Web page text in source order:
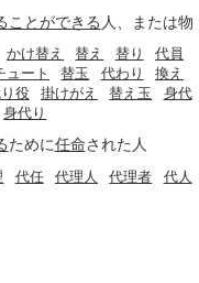
ことができる 人、または物
かけ替え 替え 替り
代員
ュート 替玉 代わり
換え
役 掛けがえ 替え玉
身代
身代り
ために任命された人
代任 代理人 代理者 代人